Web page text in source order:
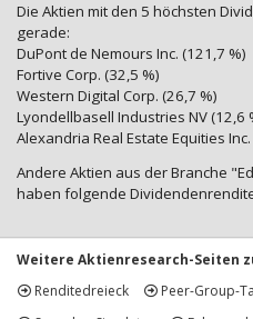
Die Aktien mit den 5 höchsten
gerade:
DuPont de Nemours Inc. (121,7 %)
Fortive Corp. (32,5 %)
Western Digital Corp. (26,7 %)
Lyondellbasell Industries NV (12,6
Alexandria Real Estate Equities Inc.
Andere Aktien aus der Branche
haben folgende
Weitere Aktienresearch-Seiten
Renditedreieck
Peer-Group-